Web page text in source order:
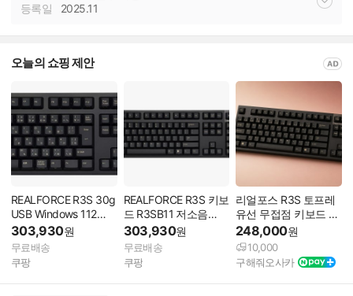
등록일
2025.11
오늘의 쇼핑 제안
REALFORCE R3S 30g
USB Windows 112
R3SA13 리얼 포스 히
가시 프레 키보드 저소
음 유선 BLACK
303,930원
무료배송
쿠팡
REALFORCE R3S 키보
드 R3SB11 저소음
45g 풀사이즈 108키
303,930원
무료배송
쿠팡
리얼포스 R3S 토프레
유선 무접점 키보드 영
어배열 풀배열 텐키레
스 30g 45g
248,000원
10,000
구해줘오사카